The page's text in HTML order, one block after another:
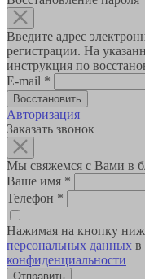
Введите адрес
регистрации. На
инструкция по
E-mail *
Авторизация
Заказать звонок
Мы свяжемся с Вами в
Ваше имя *
Телефон *
Нажимая на кнопку
персональных данных в
конфиденциальности